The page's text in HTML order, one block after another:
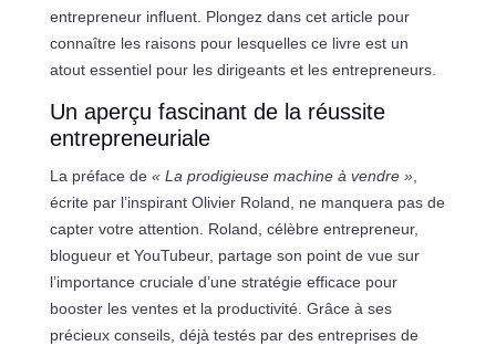
entrepreneur influent. Plongez dans cet article pour
connaître les raisons pour lesquelles ce livre est un
atout essentiel pour les dirigeants et les entrepreneurs.
Un aperçu fascinant de la réussite
entrepreneuriale
La préface de « La prodigieuse machine à vendre »,
écrite par l’inspirant Olivier Roland, ne manquera pas de
capter votre attention. Roland, célèbre entrepreneur,
blogueur et YouTubeur, partage son point de vue sur
l’importance cruciale d’une stratégie efficace pour
booster les ventes et la productivité. Grâce à ses
précieux conseils, déjà testés par des entreprises de